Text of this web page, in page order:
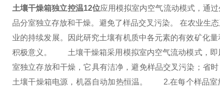
土壤干燥箱独立控温12位应用模拟室内空气流动模式，通
品分室独立存放和干燥。避免了样品交叉污染。 在农业生
业的持续发展。因此研究土壤有机质中各元素的有效矿化
积极意义。
土壤干燥箱采用模拟室内空气流动模式，即
室独立存放和干燥，它具有洁净，避免样品交叉污染；省
土壤干燥箱电源，机器自动加热恒温。
2.在每个样品室